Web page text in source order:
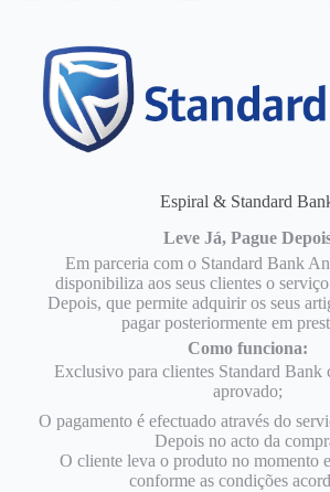
Espiral & Standard
Leve Já, Pague
Em parceria com o Standard Bank
disponibiliza aos seus clientes o
Depois, que permite adquirir os seus
pagar posteriormente em
Como funciona:
Exclusivo para clientes Standard Bank
aprovado;
O pagamento é efectuado através do
Depois no acto da
O cliente leva o produto no momento
conforme as condições